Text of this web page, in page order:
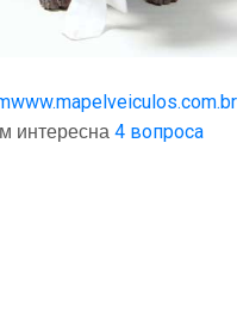
www.mapelveiculos.com.br
интересна 4 вопроса